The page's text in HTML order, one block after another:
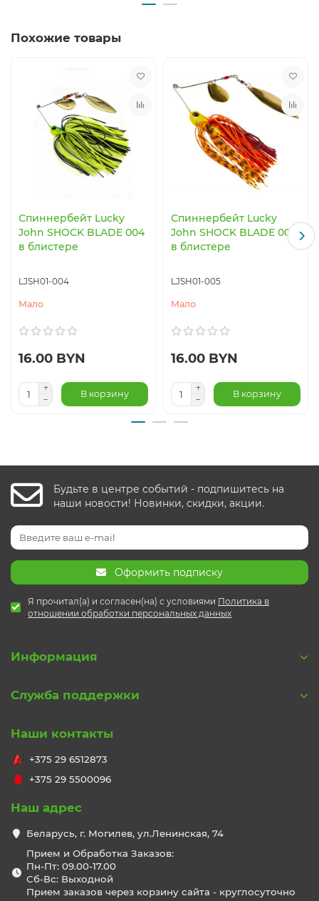
Похожие товары
Спиннербейт Lucky
John SHOCK BLADE 004
в блистере
LJSH01-004
Мало
16.00 BYN
В корзину
Спиннербейт Lucky
John SHOCK BLADE 005
в блистере
LJSH01-005
Мало
16.00 BYN
В корзину
Будьте в центре событий - подпишитесь на
наши новости! Новинки, скидки, акции.
Оформить подписку
Я прочитал(а) и согласен(на) с условиями Политика в
отношении обработки персональных данных
Информация
Служба поддержки
Наши контакты
+375 29 6512873
+375 29 5500096
Наш адрес
Беларусь, г. Могилев, ул.Ленинская, 74
Прием и Обработка Заказов:
Пн-Пт: 09.00-17.00
Сб-Вс: Выходной
Прием заказов через корзину сайта - круглосуточно